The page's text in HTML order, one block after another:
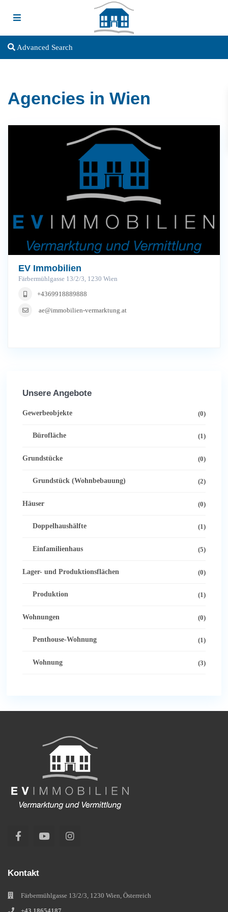
Advanced Search
Agencies in Wien
EV Immobilien
Färbermühlgasse 13/2/3, 1230 Wien
+4369918889888
ae@immobilien-vermarktung.at
Unsere Angebote
Gewerbeobjekte (0)
Bürofläche (1)
Grundstücke (0)
Grundstück (Wohnbebauung) (2)
Häuser (0)
Doppelhaushälfte (1)
Einfamilienhaus (5)
Lager- und Produktionsflächen (0)
Produktion (1)
Wohnungen (0)
Penthouse-Wohnung (1)
Wohnung (3)
Kontakt
Färbermühlgasse 13/2/3, 1230 Wien, Österreich